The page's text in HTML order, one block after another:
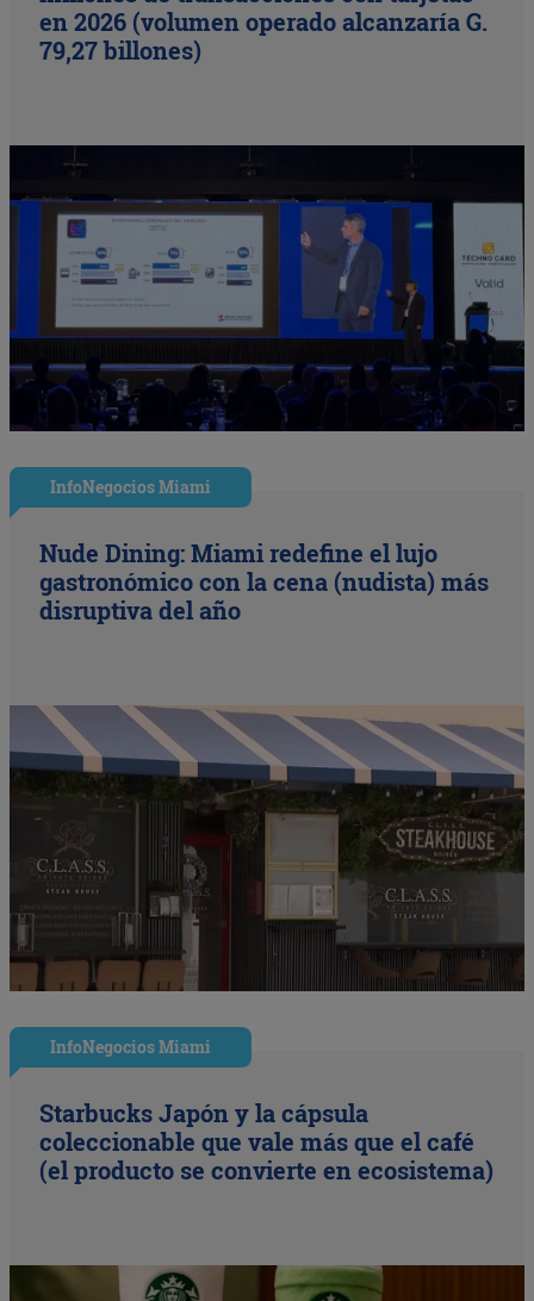
en 2026 (volumen operado alcanzaría G.
79,27 billones)
InfoNegocios Miami
Nude Dining: Miami redefine el lujo
gastronómico con la cena (nudista) más
disruptiva del año
InfoNegocios Miami
Starbucks Japón y la cápsula
coleccionable que vale más que el café
(el producto se convierte en ecosistema)